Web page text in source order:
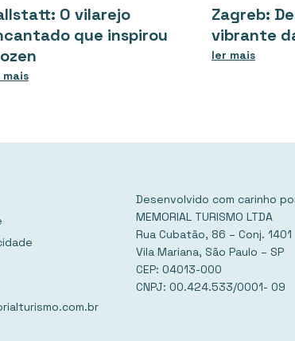
O vilarejo
que inspirou
mais
Zagreb:
vibrante
ler mais
Desenvolvido com carinho
MEMORIAL TURISMO LTDA
Rua Cubatão, 86 – Conj. 1401
Vila Mariana, São Paulo – SP
CEP: 04013-000
CNPJ: 00.424.533/0001- 09